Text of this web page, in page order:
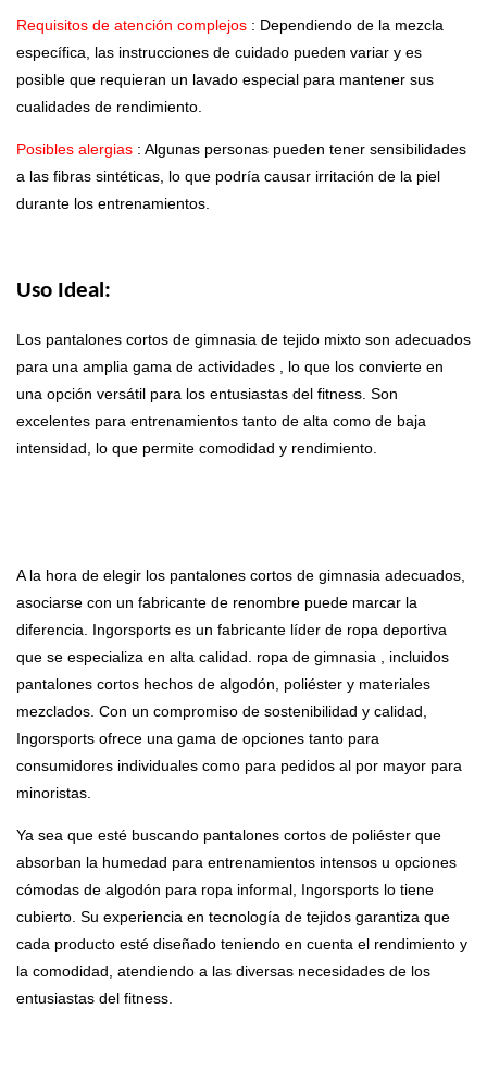
Requisitos de atención complejos : Dependiendo de la mezcla
específica, las instrucciones de cuidado pueden variar y es
posible que requieran un lavado especial para mantener sus
cualidades de rendimiento.
Posibles alergias : Algunas personas pueden tener sensibilidades
a las fibras sintéticas, lo que podría causar irritación de la piel
durante los entrenamientos.
Uso Ideal:
Los pantalones cortos de gimnasia de tejido mixto son adecuados
para una amplia gama de actividades , lo que los convierte en
una opción versátil para los entusiastas del fitness. Son
excelentes para entrenamientos tanto de alta como de baja
intensidad, lo que permite comodidad y rendimiento.
A la hora de elegir los pantalones cortos de gimnasia adecuados,
asociarse con un fabricante de renombre puede marcar la
diferencia. Ingorsports es un fabricante líder de ropa deportiva
que se especializa en alta calidad. ropa de gimnasia , incluidos
pantalones cortos hechos de algodón, poliéster y materiales
mezclados. Con un compromiso de sostenibilidad y calidad,
Ingorsports ofrece una gama de opciones tanto para
consumidores individuales como para pedidos al por mayor para
minoristas.
Ya sea que esté buscando pantalones cortos de poliéster que
absorban la humedad para entrenamientos intensos u opciones
cómodas de algodón para ropa informal, Ingorsports lo tiene
cubierto. Su experiencia en tecnología de tejidos garantiza que
cada producto esté diseñado teniendo en cuenta el rendimiento y
la comodidad, atendiendo a las diversas necesidades de los
entusiastas del fitness.